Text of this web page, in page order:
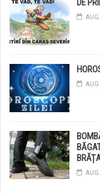
DE